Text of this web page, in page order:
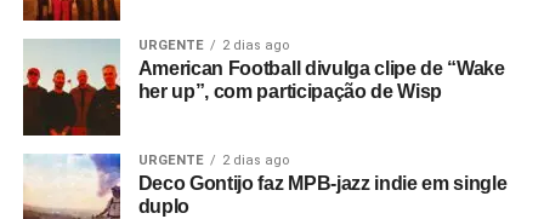
URGENTE 2 dias ago
American Football divulga clipe de “Wake
her up”, com participação de Wisp
URGENTE 2 dias ago
Deco Gontijo faz MPB-jazz indie em single
duplo